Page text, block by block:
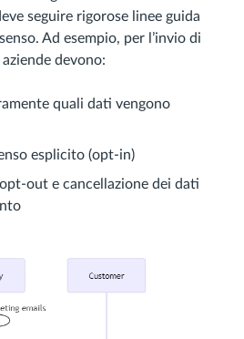
seguire rigorose linee guida
Ad esempio, per l’invio di
devono:
quali dati vengono
esplicito (opt-in)
out e cancellazione dei dati